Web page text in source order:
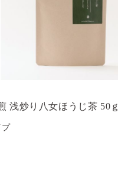
浅炒り八女ほうじ茶 50ｇ
プ